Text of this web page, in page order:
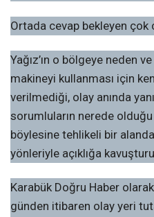
Ortada cevap bekleyen
Yağız’ın o bölgeye neden
makineyi kullanması için
verilmediği, olay anında
sorumluların nerede
böylesine tehlikeli bir alanda
yönleriyle açıklığa
Karabük Doğru Haber olarak
günden itibaren olay yeri